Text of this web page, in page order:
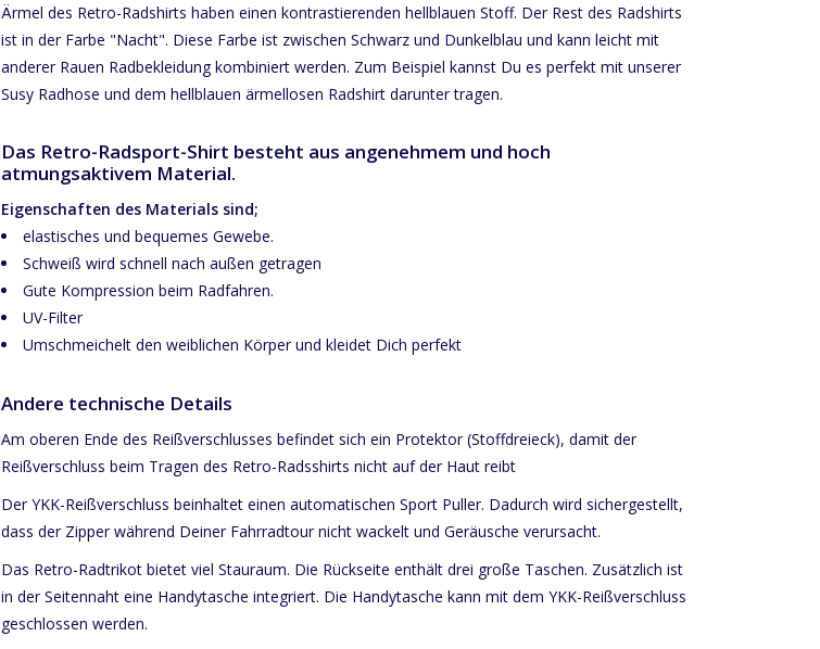
Ärmel des Retro-Radshirts haben einen kontrastierenden hellblauen Stoff. Der Rest des Radshirts
ist in der Farbe "Nacht". Diese Farbe ist zwischen Schwarz und Dunkelblau und kann leicht mit
anderer Rauen Radbekleidung kombiniert werden. Zum Beispiel kannst Du es perfekt mit unserer
Susy Radhose und dem hellblauen ärmellosen Radshirt darunter tragen.
Das Retro-Radsport-Shirt besteht aus angenehmem und hoch
atmungsaktivem Material.
Eigenschaften des Materials sind;
elastisches und bequemes Gewebe.
Schweiß wird schnell nach außen getragen
Gute Kompression beim Radfahren.
UV-Filter
Umschmeichelt den weiblichen Körper und kleidet Dich perfekt
Andere technische Details
Am oberen Ende des Reißverschlusses befindet sich ein Protektor (Stoffdreieck), damit der
Reißverschluss beim Tragen des Retro-Radsshirts nicht auf der Haut reibt
Der YKK-Reißverschluss beinhaltet einen automatischen Sport Puller. Dadurch wird sichergestellt,
dass der Zipper während Deiner Fahrradtour nicht wackelt und Geräusche verursacht.
Das Retro-Radtrikot bietet viel Stauraum. Die Rückseite enthält drei große Taschen. Zusätzlich ist
in der Seitennaht eine Handytasche integriert. Die Handytasche kann mit dem YKK-Reißverschluss
geschlossen werden.